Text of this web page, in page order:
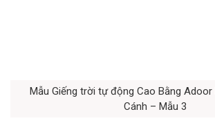
Mẫu Giếng trời tự động Cao Bằng Adoor
Cánh – Mẫu 3